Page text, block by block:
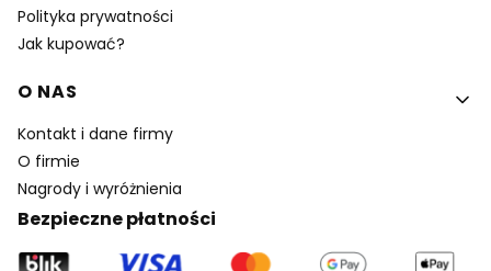
Polityka prywatności
Jak kupować?
O NAS
Kontakt i dane firmy
O firmie
Nagrody i wyróżnienia
Bezpieczne płatności